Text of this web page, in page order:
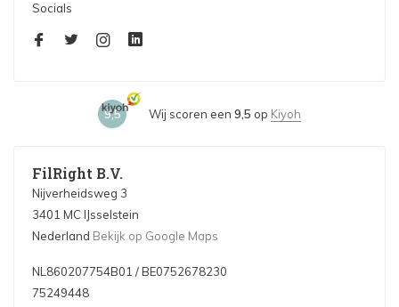
Socials
9,5 Wij scoren een 9,5 op Kiyoh
FilRight B.V.
Nijverheidsweg 3
3401 MC IJsselstein
Nederland Bekijk op Google Maps
NL860207754B01 / BE0752678230
75249448